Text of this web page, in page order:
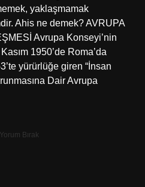
yaklaşmamak
Ahis ne demek? AVRUPA
Avrupa Konseyi’nin
1950’de Roma’da
yürürlüğe giren “İnsan
Dair Avrupa
Yorum Bırak